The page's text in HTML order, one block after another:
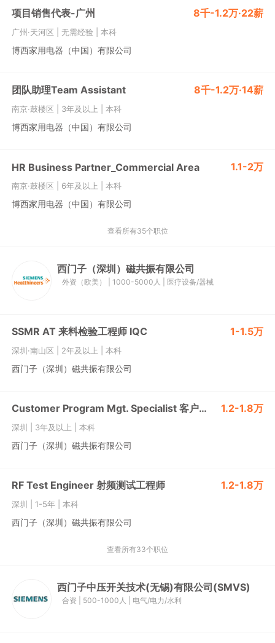
项目销售代表-广州 8千-1.2万·22薪
广州·天河区 无需经验 本科
博西家用电器（中国）有限公司
团队助理Team Assistant 8千-1.2万·14薪
南京·鼓楼区 3年及以上 本科
博西家用电器（中国）有限公司
HR Business Partner_Commercial Area 1.1-2万
南京·鼓楼区 6年及以上 本科
博西家用电器（中国）有限公司
查看所有35个职位
西门子（深圳）磁共振有限公司
外资（欧美） 1000-5000人 医疗设备/器械
SSMR AT 来料检验工程师 IQC 1-1.5万
深圳·南山区 2年及以上 本科
西门子（深圳）磁共振有限公司
Customer Program Mgt. Specialist 客户计划管理专员 1.2-1.8万
深圳 3年及以上 本科
西门子（深圳）磁共振有限公司
RF Test Engineer 射频测试工程师 1.2-1.8万
深圳 1-5年 本科
西门子（深圳）磁共振有限公司
查看所有33个职位
西门子中压开关技术(无锡)有限公司(SMVS)
合资 500-1000人 电气/电力/水利